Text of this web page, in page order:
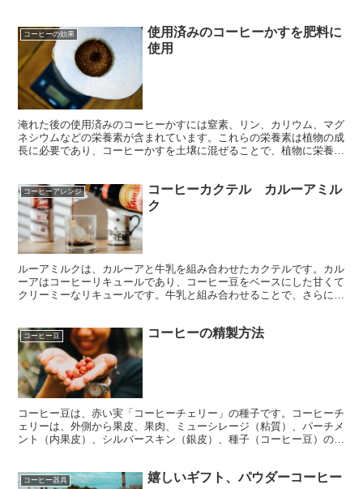
コーヒーの効果
使用済みのコーヒーかすを肥料に
使用
淹れた後の使用済みのコーヒーかすには窒素、リン、カリウム、マグ
ネシウムなどの栄養素が含まれています。これらの栄養素は植物の成
長に必要であり、コーヒーかすを土壌に混ぜることで、植物に栄養を
コーヒーアレンジ
コーヒーカクテル カルーアミル
ク
ルーアミルクは、カルーアと牛乳を組み合わせたカクテルです。カル
ーアはコーヒーリキュールであり、コーヒー豆をベースにした甘くて
クリーミーなリキュールです。牛乳と組み合わせることで、さらにク
ます。時には軽くステアすることもあります。簡単に作れる上に、甘
くて飲みやすいカクテルとして人気があります。
コーヒー豆 コーヒーの精製方法
コーヒー豆は、赤い実「コーヒーチェリー」の種子です。コーヒーチ
ェリーは、外側から果皮、果肉、ミューシレージ（粘質）、パーチメ
ント（内果皮）、シルバースキン（銀皮）、種子（コーヒー豆）の構
コーヒー器具 嬉しいギフト、パウダーコーヒー